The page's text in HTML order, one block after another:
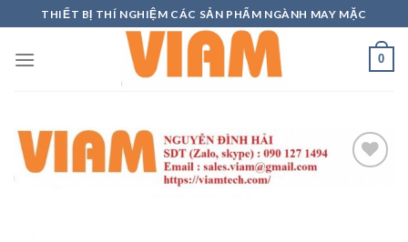
to
content
THIẾT BỊ THÍ NGHIỆM CÁC SẢN PHẨM NGÀNH MAY MẶC
0